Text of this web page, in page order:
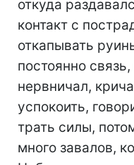
откуда
контакт с
откапывать
постоянно
нервничал,
успокоить,
трать силы,
много завалов,